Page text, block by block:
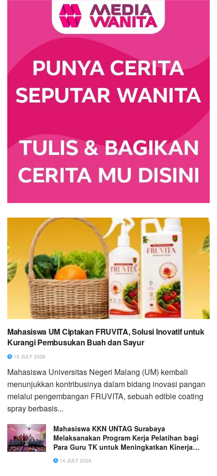
Mahasiswa UM Ciptakan FRUVITA, Solusi Inovatif untuk
Kurangi Pembusukan Buah dan Sayur
15 JULY 2026
Mahasiswa Universitas Negeri Malang (UM) kembali
menunjukkan kontribusinya dalam bidang inovasi pangan
melalui pengembangan FRUVITA, sebuah edible coating
spray berbasis...
Mahasiswa KKN UNTAG Surabaya
Melaksanakan Program Kerja Pelatihan bagi
Para Guru TK untuk Meningkatkan Kinerja
Mengajar
14 JULY 2026